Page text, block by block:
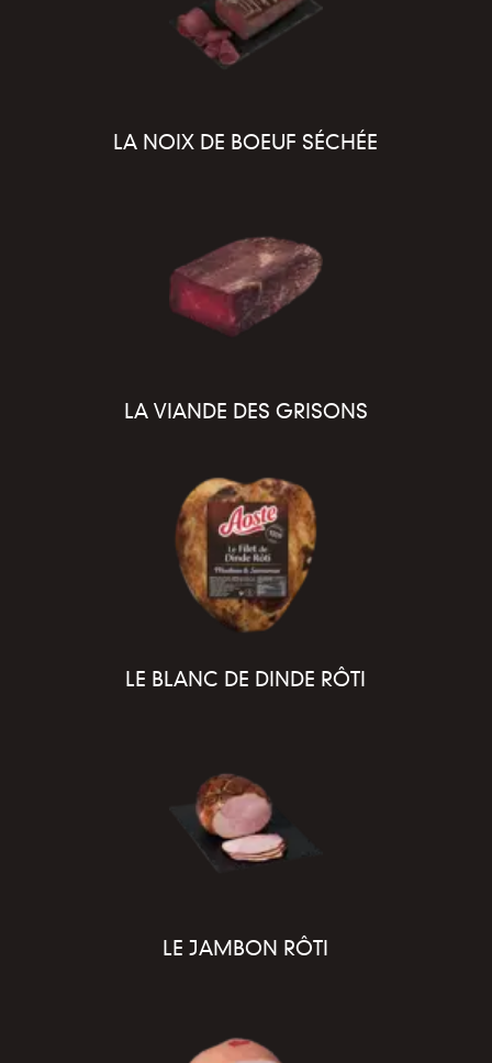
LA NOIX DE BOEUF SÉCHÉE
LA VIANDE DES GRISONS
LE BLANC DE DINDE RÔTI
LE JAMBON RÔTI